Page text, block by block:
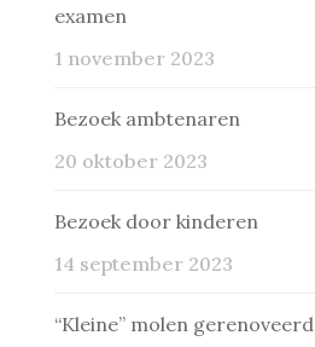
examen
1 november 2023
Bezoek ambtenaren
20 oktober 2023
Bezoek door kinderen
14 september 2023
“Kleine” molen gerenoveerd